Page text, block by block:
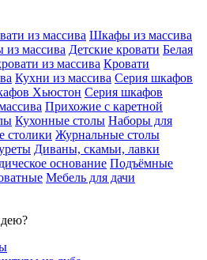
из массива Шкафы из массива
из массива Детские кровати Белая
из массива Кровати
Кухни из массива Серия шкафов
Хьюстон Серия шкафов
Прихожие с каретной
Кухонные столы Наборы для
столики Журнальные столы
Диваны, скамьи, лавки
основание Подъёмные
Мебель для дачи